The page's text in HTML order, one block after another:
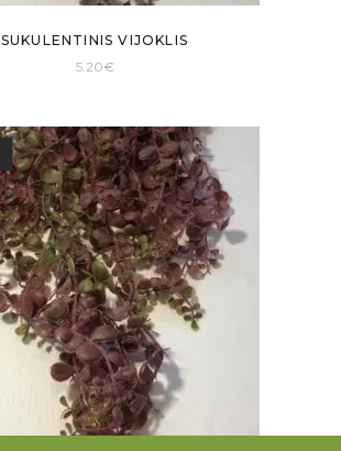
SUKULENTINIS VIJOKLIS
5.20€